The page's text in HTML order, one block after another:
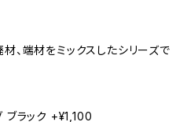
、端材をミックスしたシリーズで
ブラック +¥1,100